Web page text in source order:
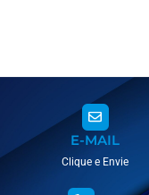
E-MAIL
Clique e Envie